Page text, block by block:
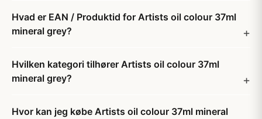
Hvad er EAN / Produktid for Artists oil colour 37ml
mineral grey?
Hvilken kategori tilhører Artists oil colour 37ml
mineral grey?
Hvor kan jeg købe Artists oil colour 37ml mineral